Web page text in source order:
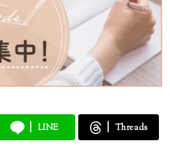
LINE Threads